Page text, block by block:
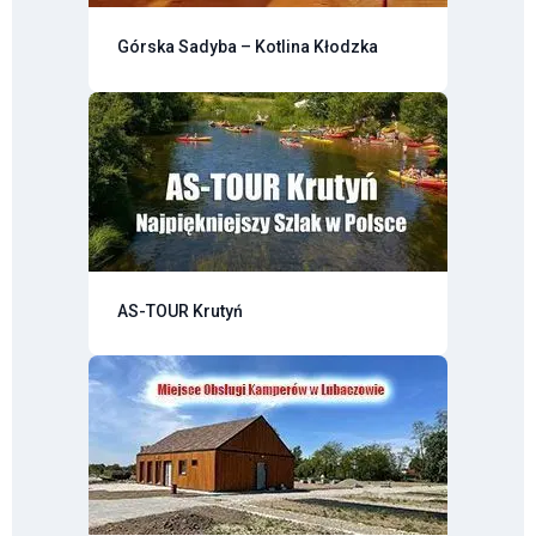
Górska Sadyba – Kotlina Kłodzka
AS-TOUR Krutyń